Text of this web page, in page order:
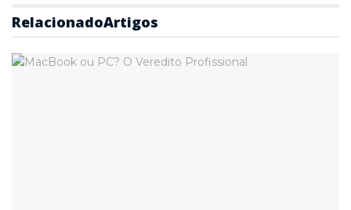
RelacionadoArtigos